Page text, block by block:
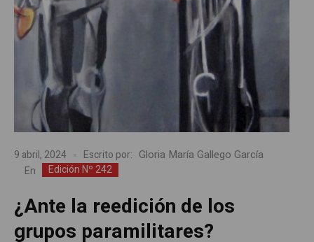
9 abril, 2024 Escrito por: Gloria María Gallego García
En Edición Nº 242
¿Ante la reedición de los
grupos paramilitares?